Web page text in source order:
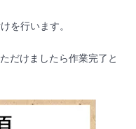
を行います。
だけましたら作業完了と